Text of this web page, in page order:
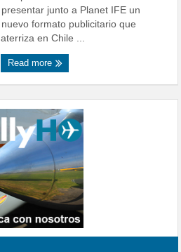
presentar junto a Planet IFE un
nuevo formato publicitario que
aterriza en Chile ...
Read more